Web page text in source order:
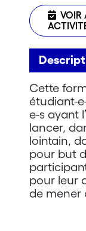
VOIR
Cette
étudiant-
e-s ayant
lancer,
lointain,
pour but
pour leur
de mener